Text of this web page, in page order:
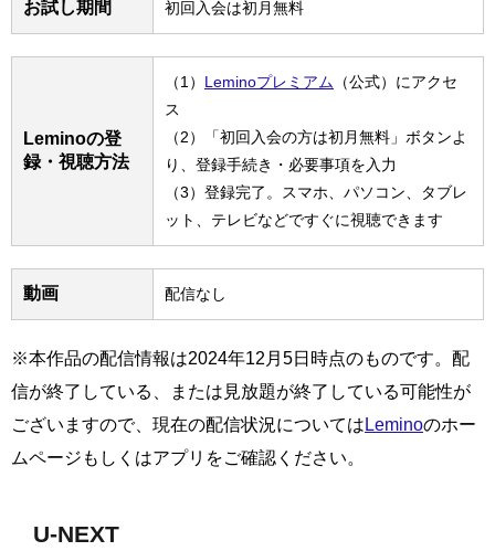
お試し期間 初回入会は初月無料
Leminoの登
録・視聴方法
（1） Leminoプレミアム （公式）にアクセ
ス
（2）「初回入会の方は初月無料」ボタンよ
り、登録手続き・必要事項を入力
（3）登録完了。スマホ、パソコン、タブレ
ット、テレビなどですぐに視聴できます
動画 配信なし
※本作品の配信情報は2024年12月5日時点のものです。配
信が終了している、または見放題が終了している可能性が
ございますので、現在の配信状況については Leminoのホー
ムページもしくはアプリをご確認ください。
U-NEXT